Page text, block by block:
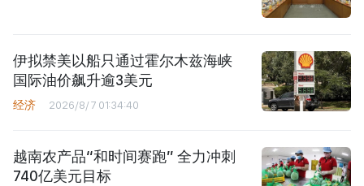
伊拟禁美以船只通过霍尔木兹海峡
国际油价飙升逾3美元
经济 2026/8/7 01:34:40
越南农产品“和时间赛跑” 全力冲刺
740亿美元目标